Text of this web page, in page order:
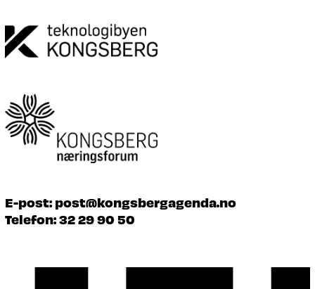
E-post: post@kongsbergagenda.no
Telefon:32 29 90 50